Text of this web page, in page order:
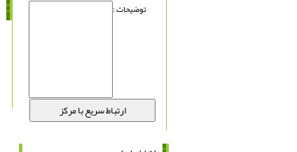
توضیحات :